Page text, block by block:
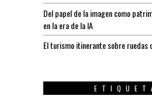
Del papel de la imagen como
en la era de la IA
El turismo itinerante sobre ruedas